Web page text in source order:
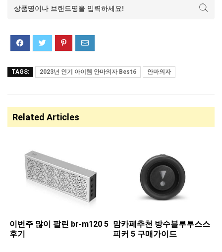
TAGS: 2023년 인기 아이템 안마의자 Best6 안마의자
Related Articles
이번주 많이 팔린 ​br-m120 5
후기
맘카페추천 ​방수블루투스스
피커 5 구매가이드